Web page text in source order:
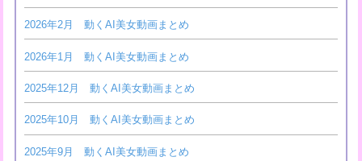
2026年2月 動くAI美女動画まとめ
2026年1月 動くAI美女動画まとめ
2025年12月 動くAI美女動画まとめ
2025年10月 動くAI美女動画まとめ
2025年9月 動くAI美女動画まとめ